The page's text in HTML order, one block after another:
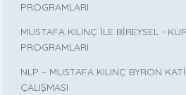
PROGRAMLARI
MUSTAFA KILINÇ İLE BİREYSEL -
PROGRAMLARI
NLP – MUSTAFA KILINÇ BYRON
ÇALIŞMASI